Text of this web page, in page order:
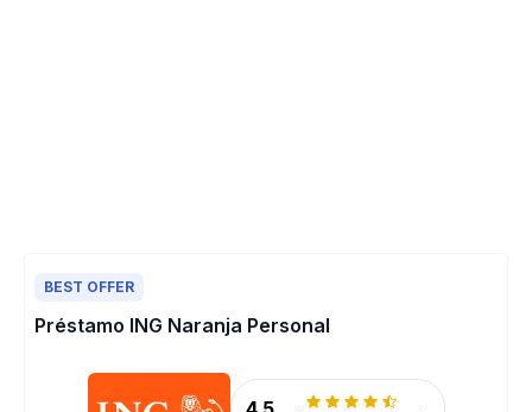
BEST OFFER
Préstamo ING Naranja Personal